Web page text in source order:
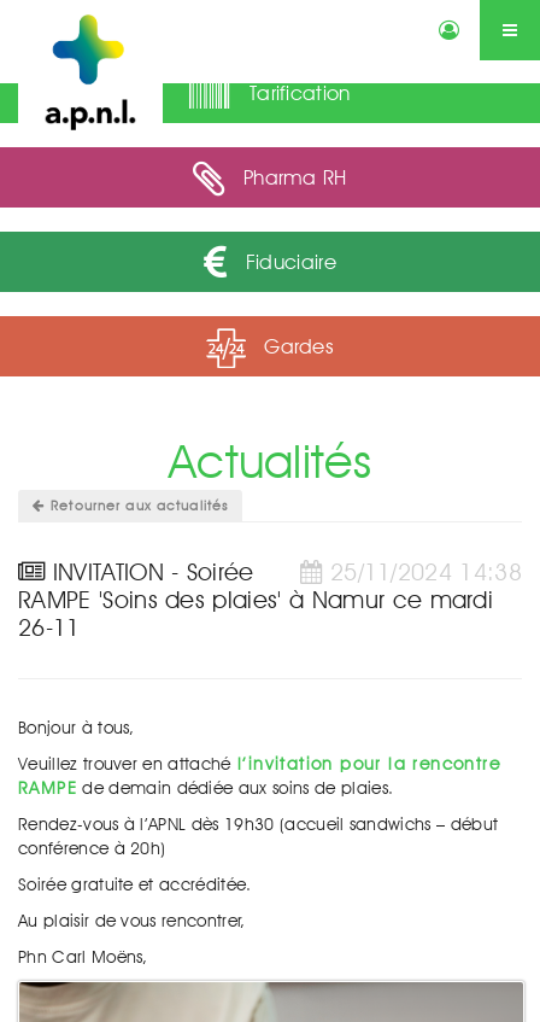
Actualités Annonces Qui sommes-nous ?
Contactez-nous Agenda
Tarification
Pharma RH
Fiduciaire
Gardes
Retourner aux actualités
Actualités
25/11/2024 14:38
INVITATION - Soirée
RAMPE 'Soins des plaies' à Namur ce mardi
26-11
Bonjour à tous,
Veuillez trouver en attachél’invitation pour la rencontre
RAMPE de demain dédiée aux soins de plaies.
Rendez-vous à l’APNL dès 19h30 (accueil sandwichs – début
conférence à 20h)
Soirée gratuite et accréditée.
Au plaisir de vous rencontrer,
Phn Carl Moëns,